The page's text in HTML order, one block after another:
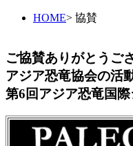
HOME> 協賛
ご協賛ありがとうご
アジア恐竜協会の活
第6回アジア恐竜国